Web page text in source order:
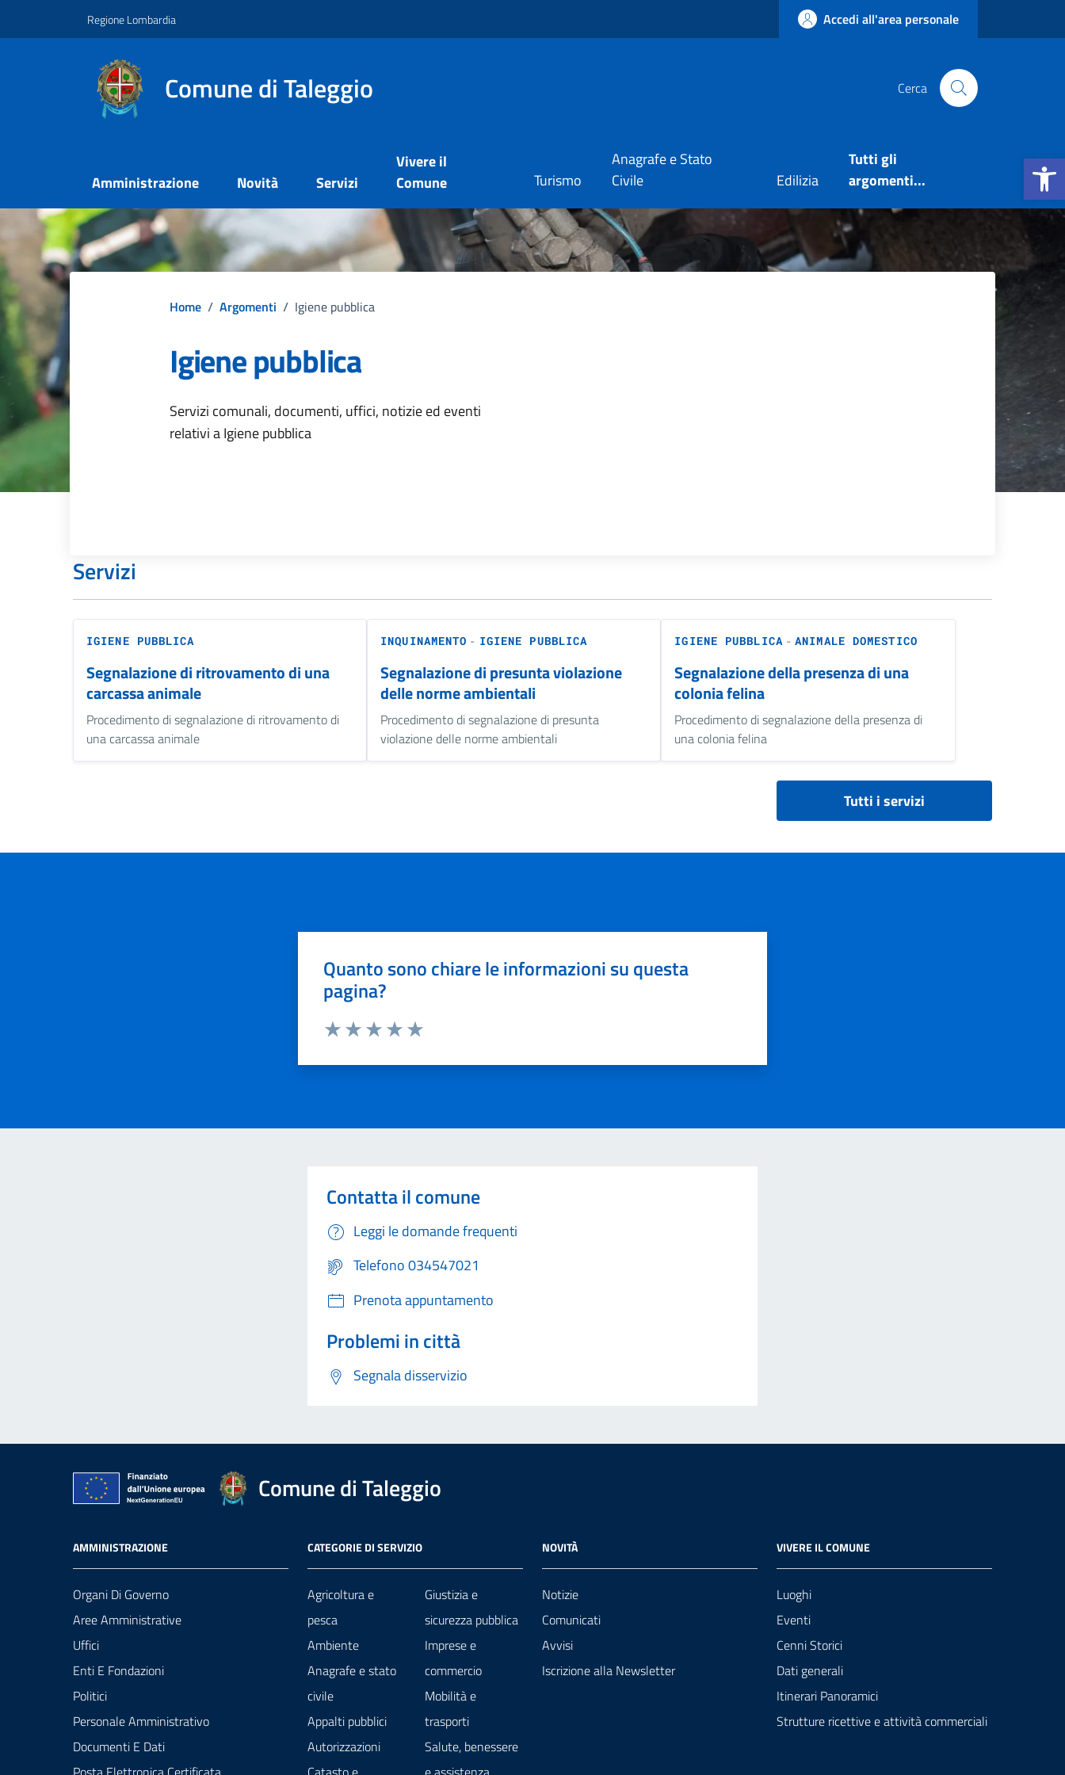
Apri la
Regione Lombardia Accedi all'area personale
Comune di Taleggio Cerca
Amministrazione Novità Servizi
Vivere il
Comune
Turismo
Anagrafe e Stato
Civile
Edilizia
Tutti gli
argomenti...
Home / Argomenti / Igiene pubblica
Igiene pubblica
Dettagli dell'argomento
Servizi comunali, documenti, uffici, notizie ed eventi
relativi a Igiene pubblica
Servizi
IGIENE PUBBLICA
Segnalazione di ritrovamento di una
carcassa animale
Procedimento di segnalazione di ritrovamento di
una carcassa animale
INQUINAMENTO - IGIENE PUBBLICA
Segnalazione di presunta violazione
delle norme ambientali
Procedimento di segnalazione di presunta
violazione delle norme ambientali
IGIENE PUBBLICA-ANIMALE DOMESTICO
Segnalazione della presenza di una
colonia felina
Procedimento di segnalazione della presenza di
una colonia felina
Tutti i servizi
Quanto sono chiare le informazioni su questa
pagina?
Contatta il comune
Leggi le domande frequenti
Telefono 034547021
Prenota appuntamento
Problemi in città
Segnala disservizio
Comune di Taleggio
AMMINISTRAZIONE
Organi Di Governo
Aree Amministrative
Uffici
Enti E Fondazioni
Politici
Personale Amministrativo
Documenti E Dati
CATEGORIE DI SERVIZIO
Agricoltura e
pesca
Ambiente
Anagrafe e stato
civile
Appalti pubblici
Autorizzazioni
Giustizia e
sicurezza pubblica
Imprese e
commercio
Mobilità e
trasporti
Salute, benessere
NOVITÀ
Notizie
Comunicati
Avvisi
Iscrizione alla Newsletter
VIVERE IL COMUNE
Luoghi
Eventi
Cenni Storici
Dati generali
Itinerari Panoramici
Strutture ricettive e attività commerciali